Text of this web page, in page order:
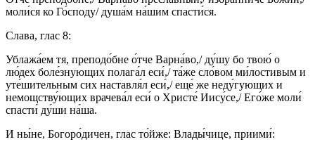
моли́ся ко Го́споду/ душа́м на́шим спасти́ся.
Слава, глас 8:
Ублажа́ем тя, преподо́бне о́тче Варна́во,/ ду́шу бо твою́ о
лю́дех боле́знующих полага́л еси́,/ та́же сло́вом ми́лостивым и
уте́шительным сих наставля́л еси́,/ еще́ же неду́гующих и
немощству́ющих врачева́л еси́ о Христе́ Иису́се,/ Его́же моли́
спасти́ ду́ши на́ша.
И ны́не, Богоро́дичен, глас то́йже: Влады́чице, приими́: